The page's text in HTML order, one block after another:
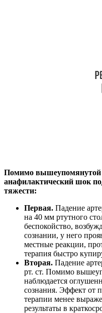
Помимо вышеупомянутой
анафилактический шок
тяжести:
Первая. Падение
на 40 мм ртутного
беспокойство,
сознании, у него
местные реакции,
терапия быстро
Вторая. Падение
рт. ст. Помимо
наблюдается
сознания. Эффект от
терапии менее
результаты в